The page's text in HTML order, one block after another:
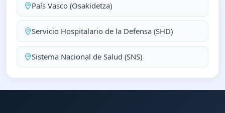
País Vasco (Osakidetza)
Servicio Hospitalario de la Defensa (SHD)
Sistema Nacional de Salud (SNS)